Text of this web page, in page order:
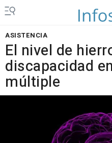
ASISTENCIA
El nivel de
discapacidad
múltiple